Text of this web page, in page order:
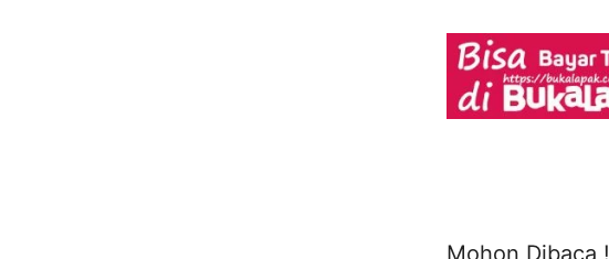
Mohon Dibaca !